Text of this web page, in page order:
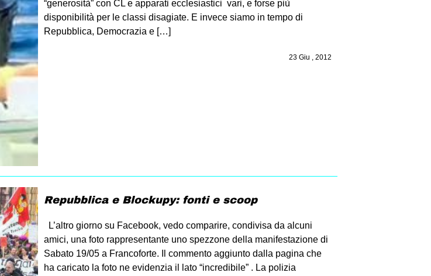
“generosità” con CL e apparati ecclesiastici vari, e forse più
disponibilità per le classi disagiate. E invece siamo in tempo di
Repubblica, Democrazia e […]
23 Giu , 2012
Repubblica e Blockupy: fonti e scoop
L’altro giorno su Facebook, vedo comparire, condivisa da alcuni
amici, una foto rappresentante uno spezzone della manifestazione di
Sabato 19/05 a Francoforte. Il commento aggiunto dalla pagina che
ha caricato la foto ne evidenzia il lato “incredibile” . La polizia